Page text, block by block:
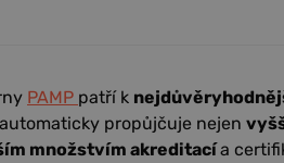
PAMP patří k
propůjčuje nejen
množstvím akreditacía